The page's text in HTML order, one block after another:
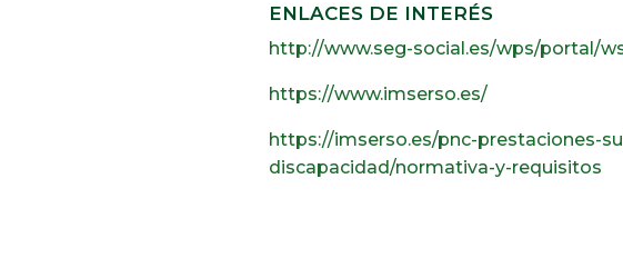
ENLACES DE INTERÉS
http://www.seg-social.es/wps/portal/
https://www.imserso.es/
https://imserso.es/pnc-prestaciones-
discapacidad/normativa-y-requisitos